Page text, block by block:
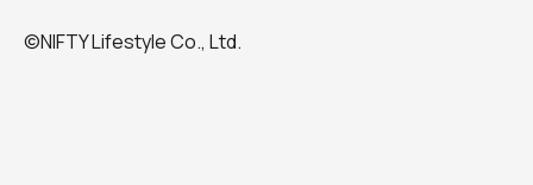
©NIFTY Lifestyle Co., Ltd.